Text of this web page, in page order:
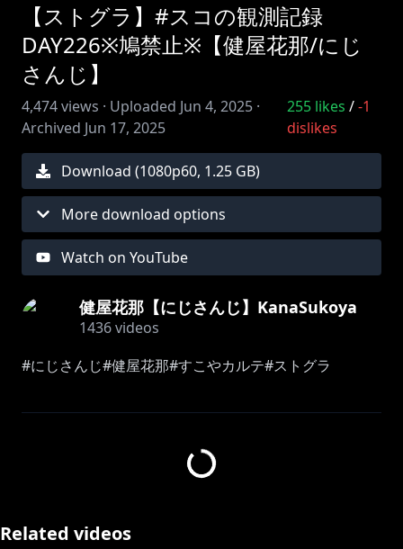
【ストグラ】#スコの観測記録
DAY226※鳩禁止※【健屋花那/にじ
さんじ】
4,474views · Uploaded Jun 4, 2025 ·
Archived Jun 17, 2025
255likes /-1
dislikes
Download (1080p60, 1.25 GB)
More download options
Watch on YouTube
健屋花那【にじさんじ】KanaSukoya
1436videos
#にじさんじ#健屋花那#すこやカルテ#ストグラ
PLはTwitterでボイメキが別れたと聞いて焦っています
■おねがいごと
Related videos